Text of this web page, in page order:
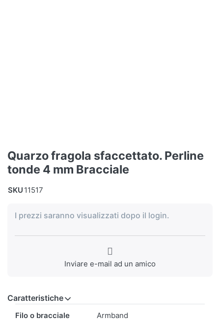
Quarzo fragola sfaccettato. Perline
tonde 4 mm Bracciale
SKU 11517
I prezzi saranno visualizzati dopo il login.
Inviare e-mail ad un amico
Caratteristiche
Filo o bracciale Armband